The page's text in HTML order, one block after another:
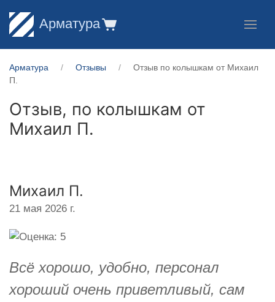
Арматура
Арматура Отзывы
Отзыв по колышкам от Михаил
П.
Отзыв, по колышкам от
Михаил П.
Михаил П.
21 мая 2026 г.
Всё хорошо, удобно, персонал
хороший очень приветливый, сам